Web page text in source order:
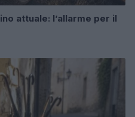
attuale: l’allarme per il